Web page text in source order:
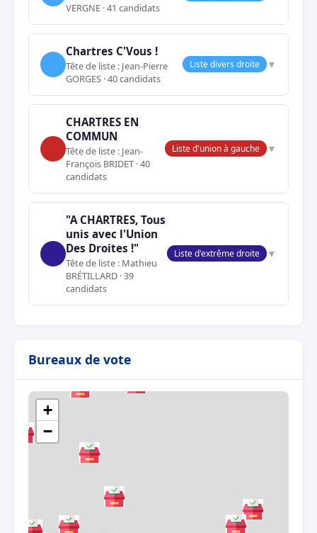
VERGNE · 41 candidats
Chartres C'Vous !
Tête de liste : Jean-Pierre
GORGES · 40 candidats
Liste divers droite ▼
CHARTRES EN
COMMUN
Tête de liste : Jean-
François BRIDET · 40
candidats
Liste d'union à gauche ▼
"A CHARTRES, Tous
unis avec l'Union
Des Droites !"
Tête de liste : Mathieu
BRÉTILLARD · 39
candidats
Liste d'extrême droite ▼
Bureaux de vote
+
−